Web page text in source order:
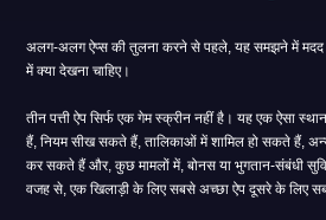
अलग-अलग ऐप्स की तुलना करने से पहले, यह समझने में मदद मिलती
में क्या देखना चाहिए।
तीन पत्ती ऐप सिर्फ एक गेम स्क्रीन नहीं है। यह एक ऐसा स्थान भी है जहां खिलाड़ी
हैं, नियम सीख सकते हैं, तालिकाओं में शामिल हो सकते हैं, अन्य
कर सकते हैं और, कुछ मामलों में, बोनस या भुगतान-संबंधी
वजह से, एक खिलाड़ी के लिए सबसे अच्छा ऐप दूसरे के लिए